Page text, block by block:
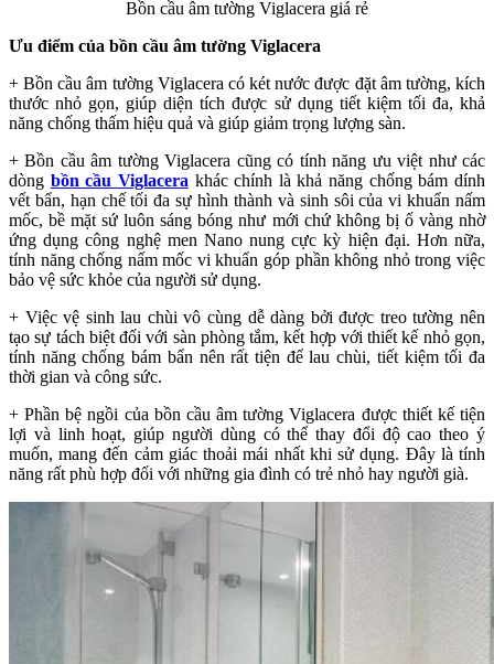
Bồn cầu âm tường Viglacera giá rẻ
Ưu điểm của bồn cầu âm tường Viglacera
+Bồn cầu âm tường Viglacera có két nước được đặt âm tường, kích
thước nhỏ gọn, giúp diện tích được sử dụng tiết kiệm tối đa, khả
năng chống thấm hiệu quả và giúp giảm trọng lượng sàn.
+ Bồn cầu âm tường Viglacera cũng có tính năng ưu việt như các
dòng bồn cầu Viglacera khác chính là khả năng chống bám dính
vết bẩn, hạn chế tối đa sự hình thành và sinh sôi của vi khuẩn nấm
mốc, bề mặt sứ luôn sáng bóng như mới chứ không bị ố vàng nhờ
ứng dụng công nghệ men Nano nung cực kỳ hiện đại. Hơn nữa,
tính năng chống nấm mốc vi khuẩn góp phần không nhỏ trong việc
bảo vệ sức khỏe của người sử dụng.
+ Việc vệ sinh lau chùi vô cùng dễ dàng bởi được treo tường nên
tạo sự tách biệt đối với sàn phòng tắm, kết hợp với thiết kế nhỏ gọn,
tính năng chống bám bẩn nên rất tiện để lau chùi, tiết kiệm tối đa
thời gian và công sức.
+ Phần bệ ngồi của bồn cầu âm tường Viglacera được thiết kế tiện
lợi và linh hoạt, giúp người dùng có thể thay đổi độ cao theo ý
muốn, mang đến cảm giác thoải mái nhất khi sử dụng. Đây là tính
năng rất phù hợp đối với những gia đình có trẻ nhỏ hay người già.